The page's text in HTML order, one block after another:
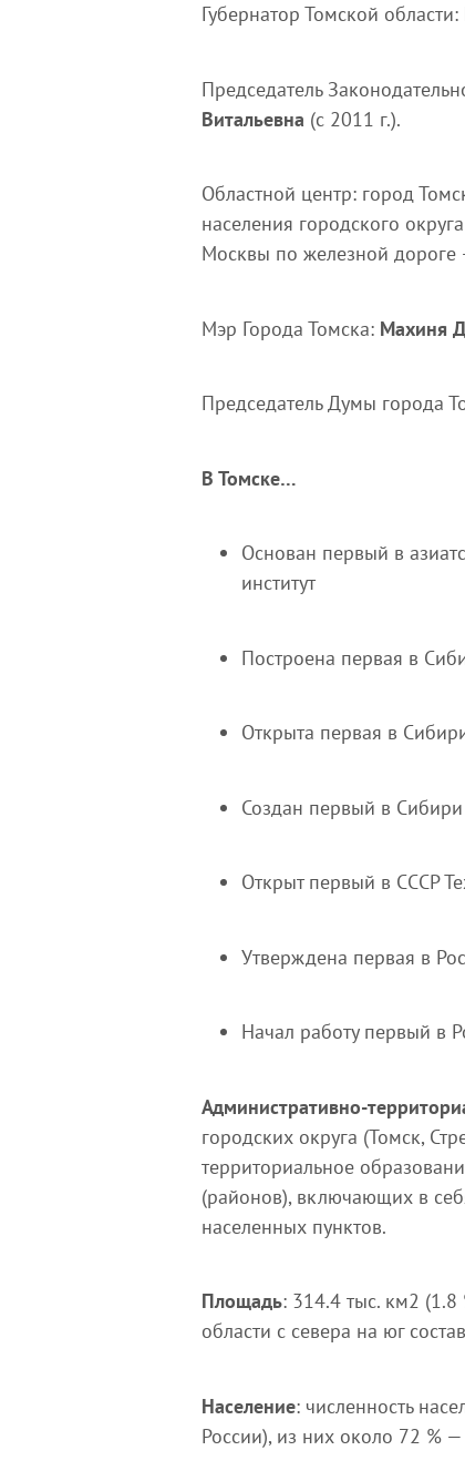
Губернатор Томской области:
Председатель
Витальевна (с 2011 г.).
Областной центр: город
населения городского
Москвы по железной
Мэр Города Томска: Махиня
Председатель Думы города
В Томске…
Основан первый в
институт
Построена первая в
Открыта первая в
Создан первый в
Открыт первый в СССР
Утверждена первая в
Начал работу первый в
Административно-
городских округа (Томск,
территориальное
(районов), включающих в
населенных пунктов.
Площадь: 314.4 тыс. км2 (1.8
области с севера на юг
Население: численность
России), из них около 72 %